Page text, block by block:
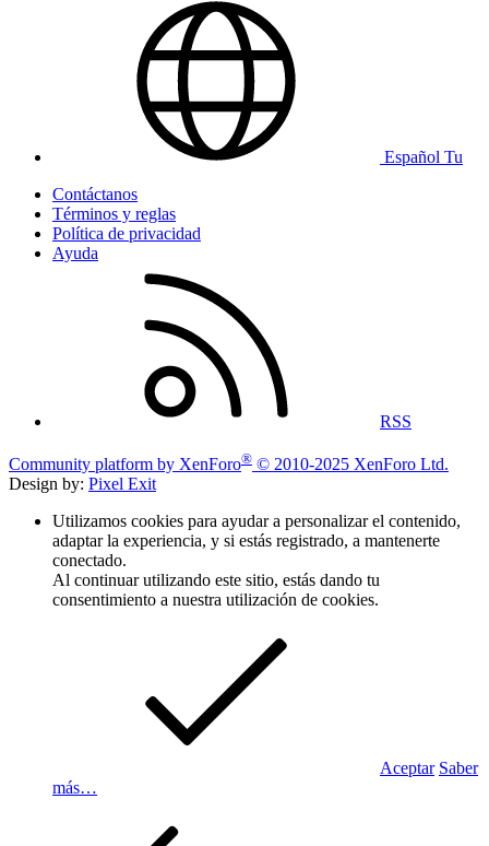
Español Tu
Contáctanos
Términos y reglas
Política de privacidad
Ayuda
RSS
Community platform by XenForo® © 2010-2025 XenForo Ltd.
Design by: Pixel Exit
Utilizamos cookies para ayudar a personalizar el contenido,
adaptar la experiencia, y si estás registrado, a mantenerte
conectado.
Al continuar utilizando este sitio, estás dando tu
consentimiento a nuestra utilización de cookies.
Aceptar Saber
más…